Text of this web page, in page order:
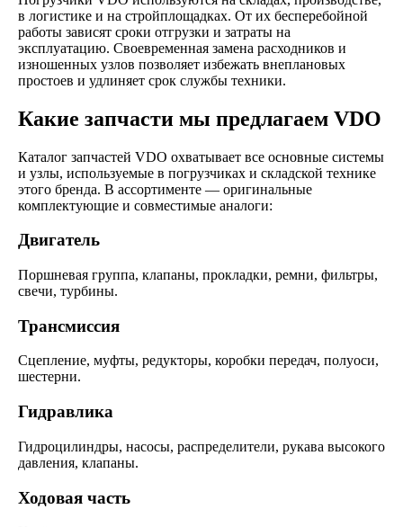
в логистике и на стройплощадках. От их бесперебойной
работы зависят сроки отгрузки и затраты на
эксплуатацию. Своевременная замена расходников и
изношенных узлов позволяет избежать внеплановых
простоев и удлиняет срок службы техники.
Какие запчасти мы предлагаем VDO
Каталог запчастей VDO охватывает все основные системы
и узлы, используемые в погрузчиках и складской технике
этого бренда. В ассортименте — оригинальные
комплектующие и совместимые аналоги:
Двигатель
Поршневая группа, клапаны, прокладки, ремни, фильтры,
свечи, турбины.
Трансмиссия
Сцепление, муфты, редукторы, коробки передач, полуоси,
шестерни.
Гидравлика
Гидроцилиндры, насосы, распределители, рукава высокого
давления, клапаны.
Ходовая часть